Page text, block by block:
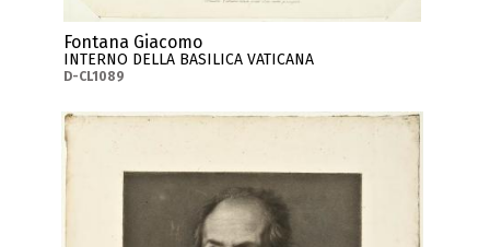
Fontana Giacomo
INTERNO DELLA BASILICA VATICANA
D-CL1089